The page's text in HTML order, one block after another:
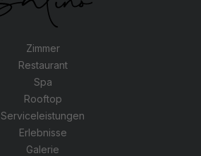
Zimmer
Restaurant
Spa
Rooftop
Serviceleistungen
Erlebnisse
Galerie